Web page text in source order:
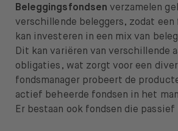
Beleggingsfondsen verzamelen
verschillende beleggers, zodat een
kan investeren in een mix van
Dit kan variëren van verschillende
obligaties, wat zorgt voor een
fondsmanager probeert de
actief beheerde fondsen in het
Er bestaan ook fondsen die passief